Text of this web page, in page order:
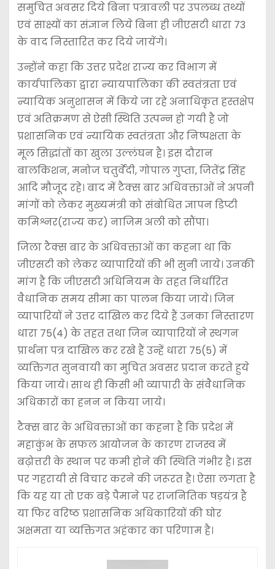
समुचित अवसर दिये बिना पत्रावली पर उपलब्ध तथ्यों
एवं साक्ष्यों का संज्ञान लिये बिना ही जीएसटी धारा 73
के वाद निस्तारित कर दिये जायेंगे।
उन्होंने कहा कि उत्तर प्रदेश राज्य कर विभाग में
कार्यपालिका द्वारा न्यायपालिका की स्वतंत्रता एवं
न्यायिक अनुशासन में किये जा रहे अनाधिकृत हस्तक्षेप
एवं अतिक्रमण से ऐसी स्थिति उत्पन्न हो गयी है जो
प्रशासनिक एवं न्यायिक स्वतंत्रता और निष्पक्षता के
मूल सिद्धांतों का खुला उल्लंघन है। इस दौरान
बालकिशन, मनोज चतुर्वेदी, गोपाल गुप्ता, जितेंद्र सिंह
आदि मौजूद रहे। बाद में टैक्स बार अधिवक्ताओं ने अपनी
मांगों को लेकर मुख्यमंत्री को संबोधित ज्ञापन डिप्टी
कमिश्नर(राज्य कर) नाजिम अली को सौंपा।
जिला टैक्स बार के अधिवक्ताओं का कहना था कि
जीएसटी को लेकर व्यापारियों की भी सुनी जाये। उनकी
मांग है कि जीएसटी अधिनियम के तहत निर्धारित
वैधानिक समय सीमा का पालन किया जाये। जिन
व्यापारियों ने उत्तर दाखिल कर दिये हैं उनका निस्तारण
धारा 75(4) के तहत तथा जिन व्यापारियों ने स्थगन
प्रार्थना पत्र दाखिल कर रखे हैं उन्हें धारा 75(5) में
व्यक्तिगत सुनवायी का मुचित अवसर प्रदान करते हुये
किया जाये। साथ ही किसी भी व्यापारी के संवैधानिक
अधिकारों का हनन न किया जाये।
टैक्स बार के अधिवक्ताओं का कहना है कि प्रदेश में
महाकुंभ के सफल आयोजन के कारण राजस्व में
बढ़ोत्तरी के स्थान पर कमी होने की स्थिति गंभीर है। इस
पर गहरायी से विचार करने की जरूरत है। ऐसा लगता है
कि यह या तो एक बड़े पैमाने पर राजनितिक षड़यंत्र है
या फिर वरिष्ठ प्रशासनिक अधिकारियों की घोर
अक्षमता या व्यक्तिगत अहंकार का परिणाम है।